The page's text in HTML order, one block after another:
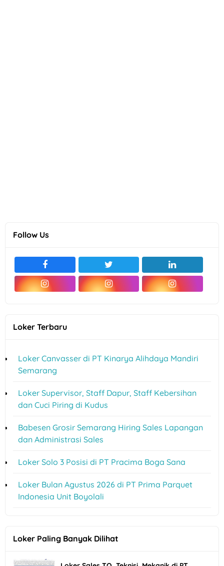
Follow Us
Loker Terbaru
Loker Canvasser di PT Kinarya Alihdaya Mandiri
Semarang
Loker Supervisor, Staff Dapur, Staff Kebersihan
dan Cuci Piring di Kudus
Babesen Grosir Semarang Hiring Sales Lapangan
dan Administrasi Sales
Loker Solo 3 Posisi di PT Pracima Boga Sana
Loker Bulan Agustus 2026 di PT Prima Parquet
Indonesia Unit Boyolali
Loker Paling Banyak Dilihat